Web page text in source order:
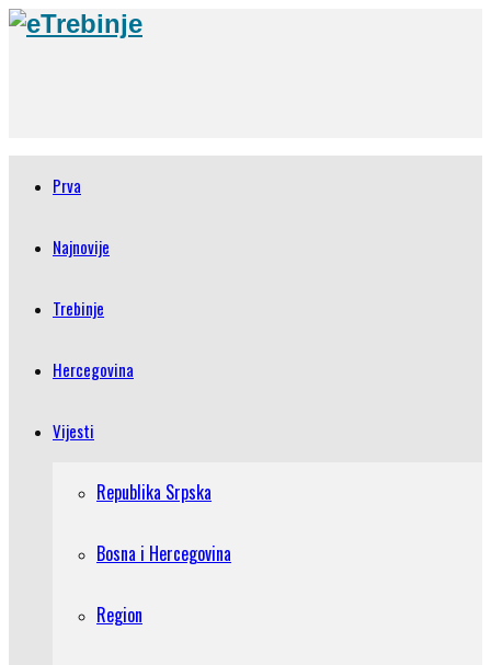
Prva
Najnovije
Trebinje
Hercegovina
Vijesti
Republika Srpska
Bosna i Hercegovina
Region